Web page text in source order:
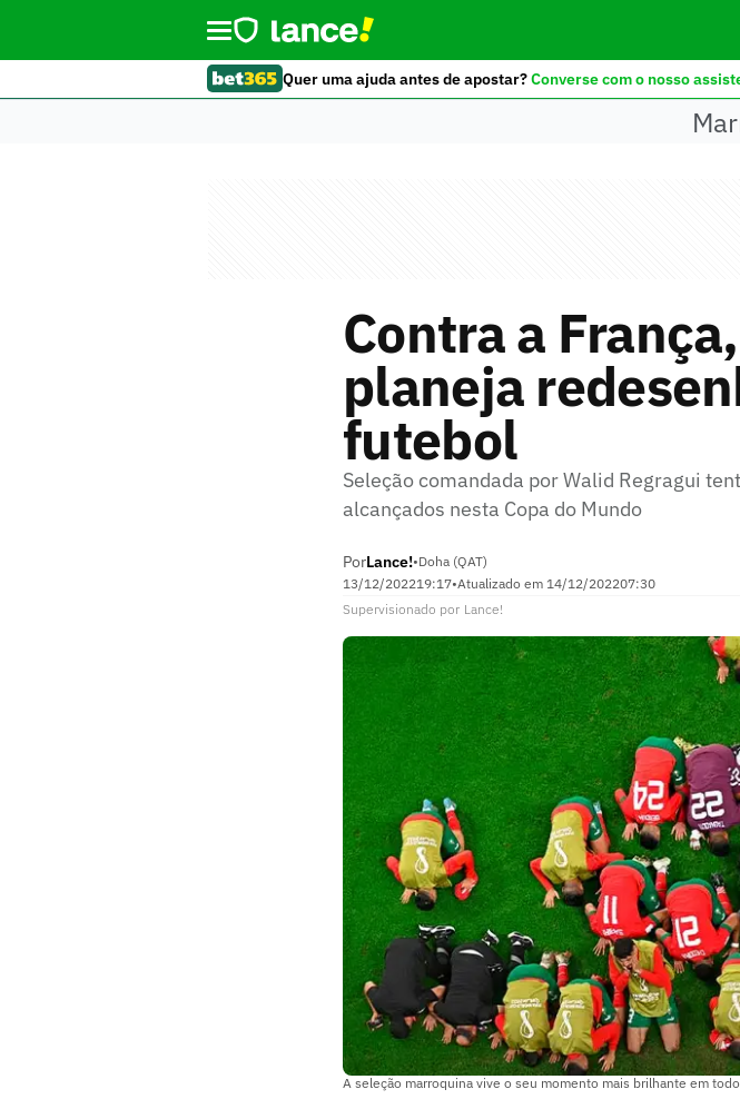
Quer uma ajuda antes de apostar?Converse com o nosso
Contra a
planeja
futebol
Seleção comandada por Walid Regragui
alcançados nesta Copa do Mundo
PorLance!•Doha (QAT)
13/12/202219:17•Atualizado em 14/12/202207:30
Supervisionado por Lance!
A seleção marroquina vive o seu momento mais brilhante em